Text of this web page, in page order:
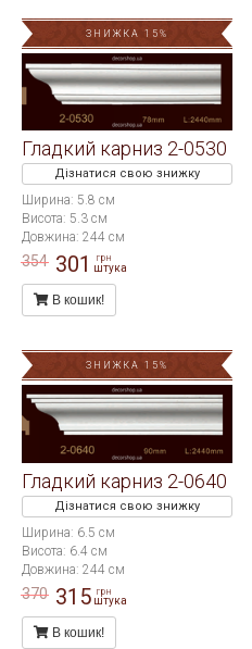
ЗНИЖКА 15%
Гладкий карниз 2-0530
Дізнатися свою знижку
Ширина: 5.8 см
Висота: 5.3 см
Довжина: 244 см
354 301 грн
штука
В кошик!
ЗНИЖКА 15%
Гладкий карниз 2-0640
Дізнатися свою знижку
Ширина: 6.5 см
Висота: 6.4 см
Довжина: 244 см
370 315 грн
штука
В кошик!